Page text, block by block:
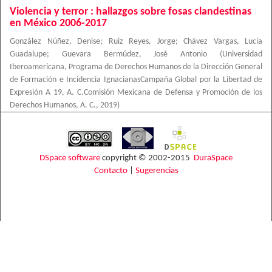
Violencia y terror : hallazgos sobre fosas clandestinas
en México 2006-2017
González Núñez, Denise; Ruiz Reyes, Jorge; Chávez Vargas, Lucía
Guadalupe; Guevara Bermúdez, José Antonio (Universidad
Iberoamericana, Programa de Derechos Humanos de la Dirección General
de Formación e Incidencia IgnacianasCampaña Global por la Libertad de
Expresión A 19, A. C.Comisión Mexicana de Defensa y Promoción de los
Derechos Humanos, A. C., 2019)
DSpace software copyright © 2002-2015 DuraSpace
Contacto| Sugerencias